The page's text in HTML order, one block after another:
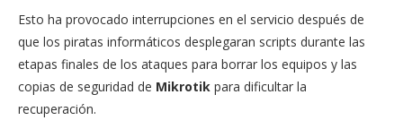
Esto ha provocado interrupciones en el servicio después de
que los piratas informáticos desplegaran scripts durante las
etapas finales de los ataques para borrar los equipos y las
copias de seguridad de Mikrotik para dificultar la
recuperación.